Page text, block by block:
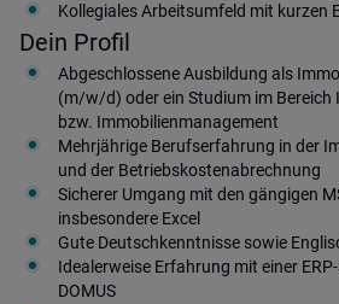
Kollegiales Arbeitsumfeld mit kurzen
Dein Profil
Abgeschlossene Ausbildung als
(m/w/d) oder ein Studium im
bzw. Immobilienmanagement
Mehrjährige Berufserfahrung in der
und der Betriebskostenabrechnung
Sicherer Umgang mit den gängigen
insbesondere Excel
Gute Deutschkenntnisse sowie
Idealerweise Erfahrung mit einer
DOMUS